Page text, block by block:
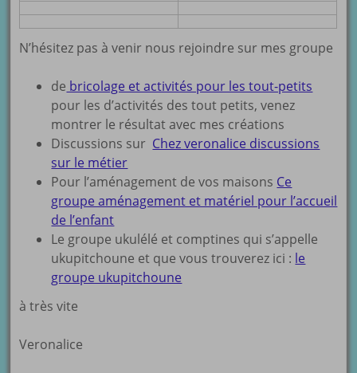
N’hésitez pas à venir nous rejoindre sur mes groupe
de bricolage et activités pour les tout-petits
pour les d’activités des tout petits, venez
montrer le résultat avec mes créations
Discussions sur Chez veronalice discussions
sur le métier
Pour l’aménagement de vos maisons Ce
groupe aménagement et matériel pour l’accueil
de l’enfant
Le groupe ukulélé et comptines qui s’appelle
ukupitchoune et que vous trouverez ici : le
groupe ukupitchoune
à très vite
Veronalice